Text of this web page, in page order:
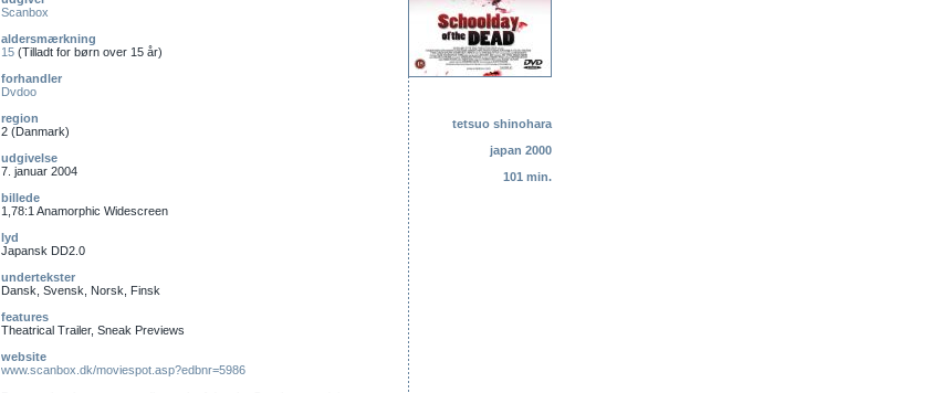
Scanbox
aldersmærkning
15 (Tilladt for børn over 15 år)
forhandler
Dvdoo
region
2 (Danmark)
udgivelse
7. januar 2004
billede
1,78:1 Anamorphic Widescreen
lyd
Japansk DD2.0
undertekster
Dansk, Svensk, Norsk, Finsk
features
Theatrical Trailer, Sneak Previews
website
www.scanbox.dk/moviespot.asp?edbnr=5986
tetsuo shinohara
japan 2000
101 min.